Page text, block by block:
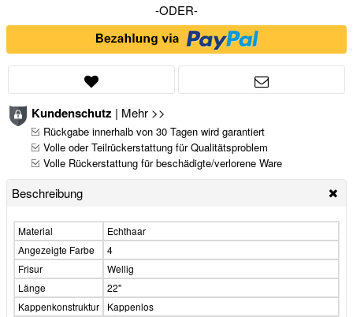
-ODER-
Kundenschutz | Mehr >>
Rückgabe innerhalb von 30 Tagen wird garantiert
Volle oder Teilrückerstattung für Qualitätsproblem
Volle Rückerstattung für beschädigte/verlorene Ware
Beschreibung
Material
Echthaar
Angezeigte Farbe
4
Frisur
Wellig
Länge
22"
Kappenkonstruktur
Kappenlos